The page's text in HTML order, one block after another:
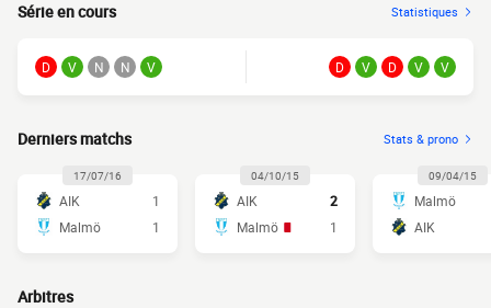
Série en cours Statistiques
D V N N V D V D V V
Derniers matchs Stats & prono
17/07/16
AIK
1
Malmö
1
04/10/15
AIK
2
Malmö
1
09/04/15
Malmö
AIK
Arbitres